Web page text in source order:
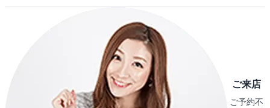
ご来店
ご予約不